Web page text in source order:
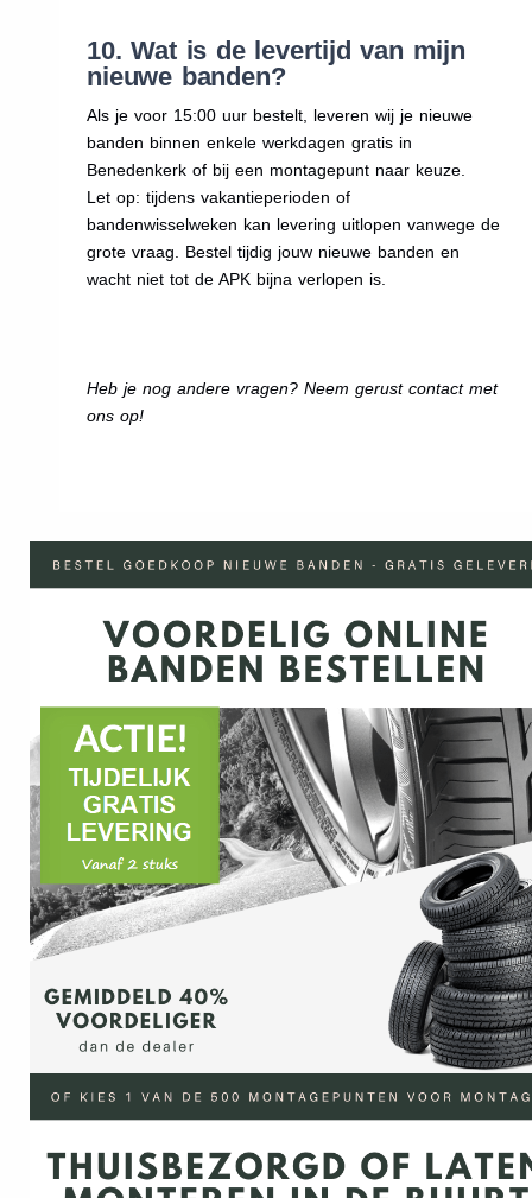
10. Wat is de levertijd van mijn
nieuwe banden?
Als je voor 15:00 uur bestelt, leveren wij je nieuwe
banden binnen enkele werkdagen gratis in
Benedenkerk of bij een montagepunt naar keuze.
Let op: tijdens vakantieperioden of
bandenwisselweken kan levering uitlopen vanwege de
grote vraag. Bestel tijdig jouw nieuwe banden en
wacht niet tot de APK bijna verlopen is.
Heb je nog andere vragen? Neem gerust contact met
ons op!